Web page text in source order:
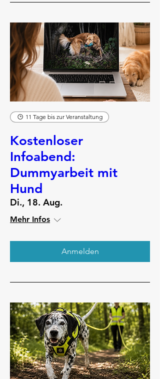
11 Tage bis zur Veranstaltung
Kostenloser
Infoabend:
Dummyarbeit mit
Hund
Di., 18. Aug.
Mehr Infos
Anmelden